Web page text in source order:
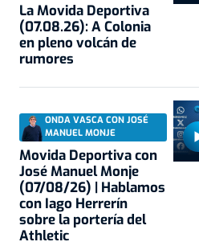
La Movida Deportiva
(07.08.26): A Colonia
en pleno volcán de
rumores
ONDA VASCA CON JOSÉ
MANUEL MONJE
Movida Deportiva con
José Manuel Monje
(07/08/26) | Hablamos
con Iago Herrerín
sobre la portería del
Athletic